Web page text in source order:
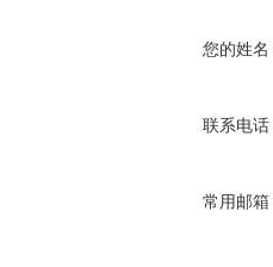
您的姓名
联系电话
常用邮箱